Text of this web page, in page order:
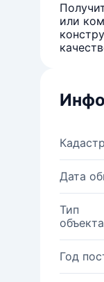
или
Дата
Тип
Год